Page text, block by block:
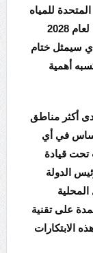
المتحدة للمياه
لعام 2023، ويسبق مؤتمر الأمم المتحدة للمياه لعام 2028
سيمثل ختام
2018-2028»، ما يكسبه أهمية
أكثر مناطق
في أي
تحت قيادة
الدولة
على تقنية
الابتكارات